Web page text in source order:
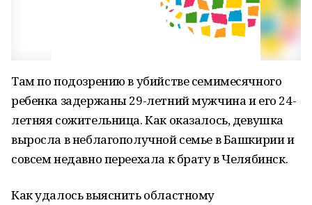
Там по подозрению в убийстве семимесячного
ребенка задержаны 29-летний мужчина и его 24-
летняя сожительница. Как оказалось, девушка
выросла в неблагополучной семье в Башкирии и
совсем недавно переехала к брату в Челябинск.
Как удалось выяснить областному